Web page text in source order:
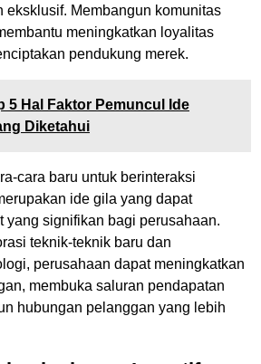
eksklusif. Membangun komunitas
meningkatkan loyalitas
pendukung merek.
5 Hal Faktor Pemuncul Ide
Diketahui
cara baru untuk berinteraksi
ide gila yang dapat
yang signifikan bagi perusahaan.
teknik-teknik baru dan
perusahaan dapat meningkatkan
membuka saluran pendapatan
hubungan pelanggan yang lebih